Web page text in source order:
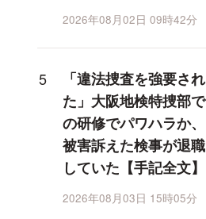
2026年08月02日 09時42分
「違法捜査を強要され
た」大阪地検特捜部で
の研修でパワハラか、
被害訴えた検事が退職
していた【手記全文】
2026年08月03日 15時05分